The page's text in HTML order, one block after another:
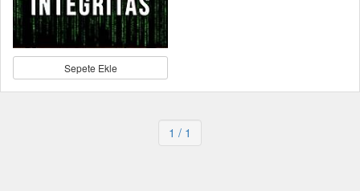
Sepete Ekle
1 / 1